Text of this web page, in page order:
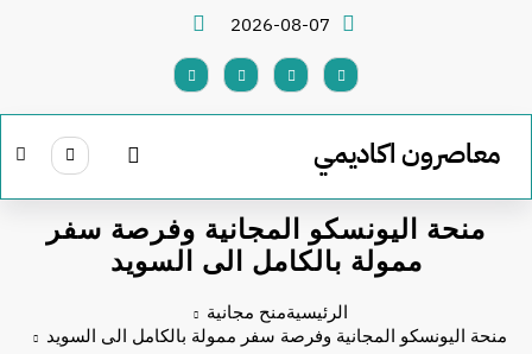
2026-08-07
معاصرون اكاديمي
منحة اليونسكو المجانية وفرصة سفر
ممولة بالكامل الى السويد
الرئيسيةمنح مجانية
منحة اليونسكو المجانية وفرصة سفر ممولة بالكامل الى السويد